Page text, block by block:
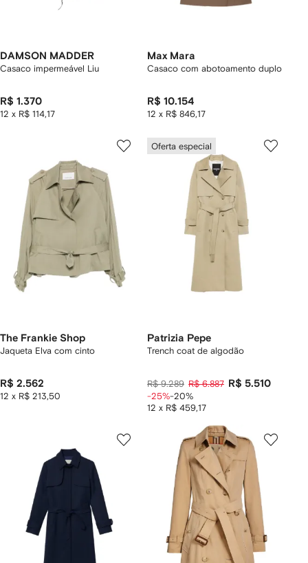
DAMSON MADDER
Casaco impermeável Liu
R$ 1.370
12 x R$ 114,17
Max Mara
Casaco com abotoamento duplo
R$ 10.154
12 x R$ 846,17
The Frankie Shop
Jaqueta Elva com cinto
R$ 2.562
12 x R$ 213,50
Oferta especial
Patrizia Pepe
Trench coat de algodão
R$ 9.289 R$ 6.887 R$ 5.510
12 x R$ 459,17
-25%-20%